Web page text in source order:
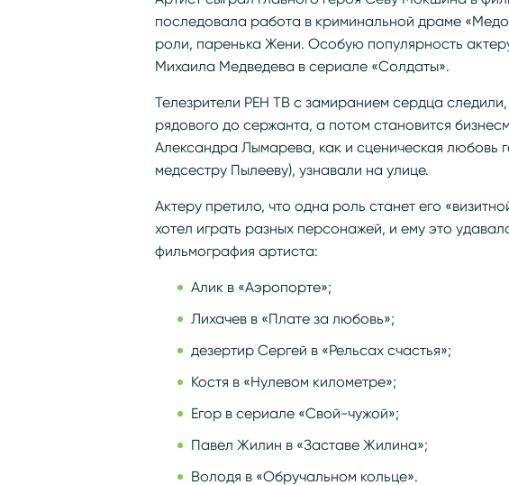
последовала работа в криминальной драме
роли, паренька Жени. Особую популярность
Михаила Медведева в сериале «Солдаты».
Телезрители РЕН ТВ с замиранием сердца
рядового до сержанта, а потом становится
Александра Лымарева, как и сценическая любовь
медсестру Пылееву), узнавали на улице.
Актеру претило, что одна роль станет его
хотел играть разных персонажей, и ему это
фильмография артиста:
Алик в «Аэропорте»;
Лихачев в «Плате за любовь»;
дезертир Сергей в «Рельсах счастья»;
Костя в «Нулевом километре»;
Егор в сериале «Свой-чужой»;
Павел Жилин в «Заставе Жилина»;
Володя в «Обручальном кольце».